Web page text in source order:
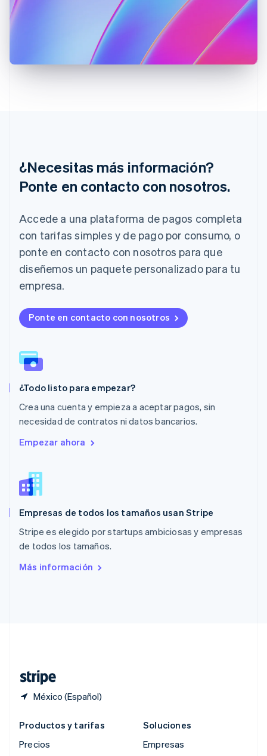
¿Necesitas más información?
Ponte en contacto con nosotros.
Accede a una plataforma de pagos completa
con tarifas simples y de pago por consumo, o
ponte en contacto con nosotros para que
diseñemos un paquete personalizado para tu
empresa.
Ponte en contacto con nosotros
¿Todo listo para empezar?
Crea una cuenta y empieza a aceptar pagos, sin
necesidad de contratos ni datos bancarios.
Empezar ahora
Empresas de todos los tamaños usan Stripe
Stripe es elegido por startups ambiciosas y empresas
de todos los tamaños.
Más información
México (Español)
Italiano English
Japón
日本語 English
Liechtenstein
DeutschEnglish
English
Luxemburgo
Malasia
Malta
English
Español
Noruega
Nueva Zelandia
Países Bajos
Nederlands English
Polonia
Português
RAE de Hong Kong, China
Reino Unido
República Checa
English
English
Productos y tarifas
Precios
Soluciones
Empresas